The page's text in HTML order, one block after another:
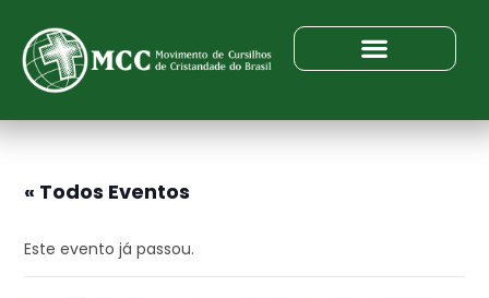
« Todos Eventos
Este evento já passou.